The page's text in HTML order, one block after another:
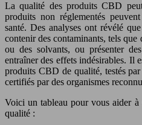
La qualité des produits CBD
produits non réglementés
santé. Des analyses ont révélé
contenir des contaminants, tels que
ou des solvants, ou présenter
entraîner des effets indésirables. Il
produits CBD de qualité, testés
certifiés par des organismes
Voici un tableau pour vous aider
qualité :